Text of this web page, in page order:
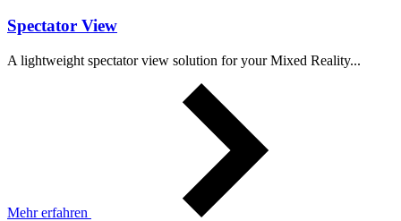
Spectator View
A lightweight spectator view solution for your Mixed Reality...
Mehr erfahren